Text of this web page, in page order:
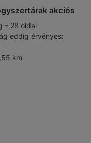
akciós
– 28 oldal
eddig érvényes:
km